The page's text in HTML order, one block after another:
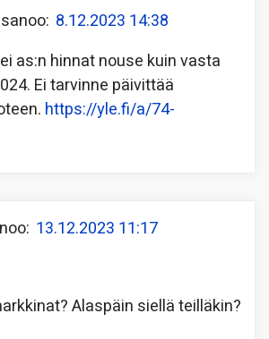
sanoo: 8.12.2023 14:38
as:n hinnat nouse kuin vasta
Ei tarvinne päivittää
https://yle.fi/a/74-
13.12.2023 11:17
Alaspäin siellä teilläkin?